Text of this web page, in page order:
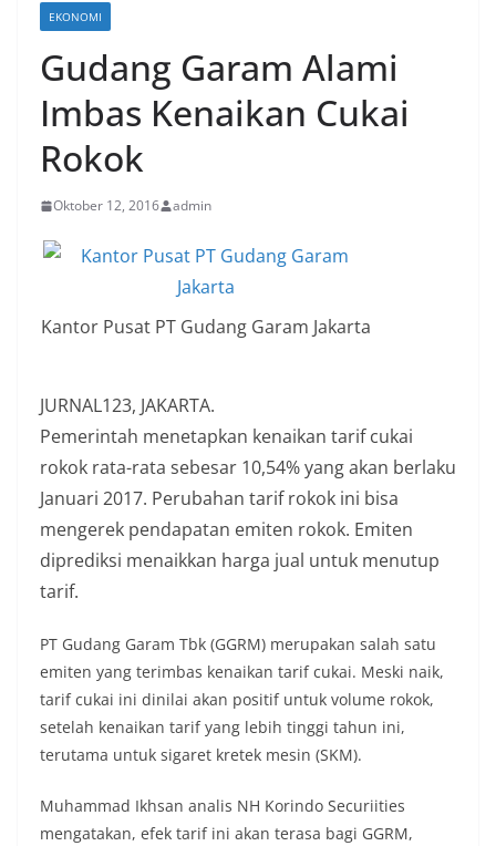
EKONOMI
Gudang Garam Alami
Imbas Kenaikan Cukai
Rokok
Oktober 12, 2016 admin
Kantor Pusat PT Gudang Garam Jakarta
JURNAL123, JAKARTA.
Pemerintah menetapkan kenaikan tarif cukai
rokok rata-rata sebesar 10,54% yang akan berlaku
Januari 2017. Perubahan tarif rokok ini bisa
mengerek pendapatan emiten rokok. Emiten
diprediksi menaikkan harga jual untuk menutup
tarif.
PT Gudang Garam Tbk (GGRM) merupakan salah satu
emiten yang terimbas kenaikan tarif cukai. Meski naik,
tarif cukai ini dinilai akan positif untuk volume rokok,
setelah kenaikan tarif yang lebih tinggi tahun ini,
terutama untuk sigaret kretek mesin (SKM).
Muhammad Ikhsan analis NH Korindo Securiities
mengatakan, efek tarif ini akan terasa bagi GGRM,